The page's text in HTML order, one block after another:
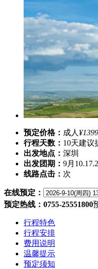
预定价格： 成人
行程天数： 10天建议
出发地点： 深圳
出发团期： 9月
线路点击： 次
在线预定：
预定热线：0755-25551800
行程特色
行程安排
费用说明
温馨提示
预定须知